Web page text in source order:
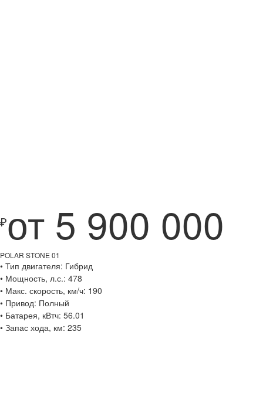
₽от 5 900 000
POLAR STONE 01
• Тип двигателя: Гибрид
• Мощность, л.с.: 478
• Макс. скорость, км/ч: 190
• Привод: Полный
• Батарея, кВтч: 56.01
• Запас хода, км: 235